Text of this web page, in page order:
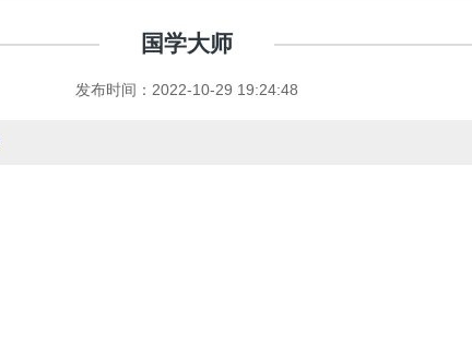
国学大师
发布时间：2022-10-29 19:24:48